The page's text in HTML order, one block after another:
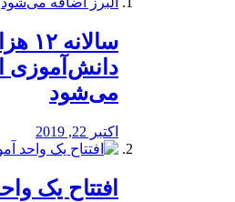
دانش‌آموزی
می‌شود
اکتبر 22, 2019
افتتاح یک